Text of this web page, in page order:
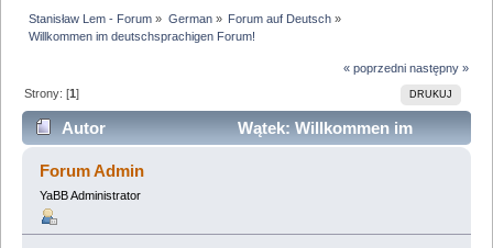
Stanisław Lem - Forum » German» Forum auf Deutsch»
Willkommen im deutschsprachigen Forum!
« poprzedni następny »
DRUKUJ
Strony: [1]
Autor
Wątek: Willkommen im
deutschsprachigen Forum! (Przeczytany 95040 razy)
Forum Admin
YaBB Administrator